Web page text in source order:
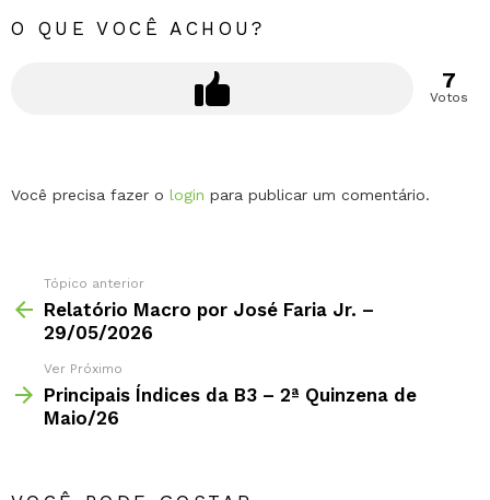
O QUE VOCÊ ACHOU?
7
Votos
Deixe
Você precisa fazer o login para publicar um comentário.
Tópico anterior
Relatório Macro por José Faria Jr. –
29/05/2026
Ver Próximo
Principais Índices da B3 – 2ª Quinzena de
Maio/26